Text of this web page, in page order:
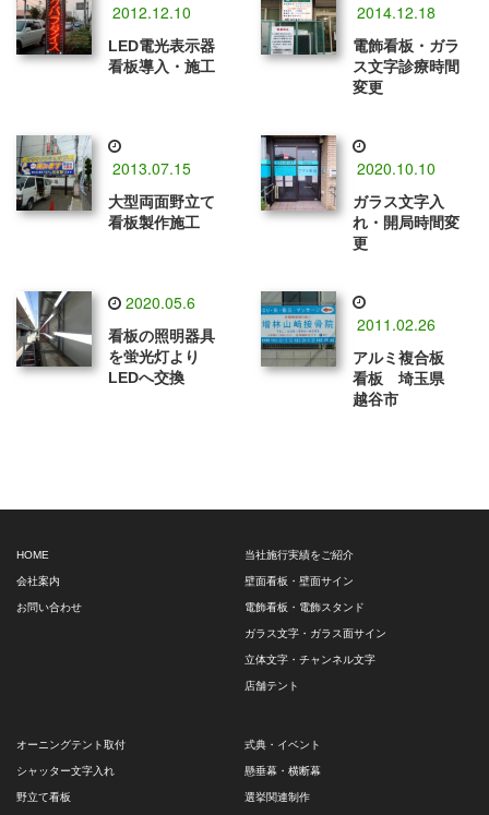
2012.12.10
LED電光表示器
看板導入・施工
2014.12.18
電飾看板・ガラ
ス文字診療時間
変更
2013.07.15
大型両面野立て
看板製作施工
2020.10.10
ガラス文字入
れ・開局時間変
更
2020.05.6
看板の照明器具
を蛍光灯より
LEDへ交換
2011.02.26
アルミ複合板
看板 埼玉県
越谷市
HOME
会社案内
お問い合わせ
当社施行実績をご紹介
壁面看板・壁面サイン
電飾看板・電飾スタンド
ガラス文字・ガラス面サイン
立体文字・チャンネル文字
店舗テント
オーニングテント取付
シャッター文字入れ
野立て看板
式典・イベント
懸垂幕・横断幕
選挙関連制作